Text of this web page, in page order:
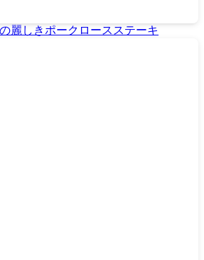
麗しきポークロースステーキ